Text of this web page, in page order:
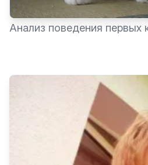
Анализ поведения первых